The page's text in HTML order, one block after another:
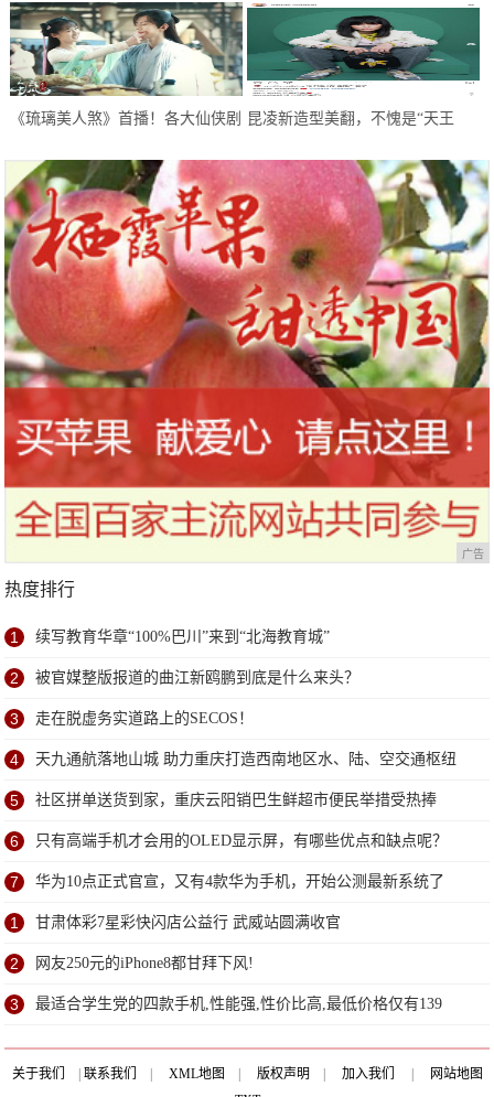
逗趣中感悟人生，开启喜剧新模式 正首次合作，超期待
《琉璃美人煞》首播！各大仙侠剧
昆凌新造型美翻，不愧是“天王
广告
热度排行
1 续写教育华章“100%巴川”来到“北海教育城”
2 被官媒整版报道的曲江新鸥鹏到底是什么来头？
3 走在脱虚务实道路上的SECOS！
4 天九通航落地山城 助力重庆打造西南地区水、陆、空交通枢纽
5 社区拼单送货到家，重庆云阳销巴生鲜超市便民举措受热捧
6 只有高端手机才会用的OLED显示屏，有哪些优点和缺点呢？
7 华为10点正式官宣，又有4款华为手机，开始公测最新系统了
1 甘肃体彩7星彩快闪店公益行 武威站圆满收官
2 网友250元的iPhone8都甘拜下风!
3 最适合学生党的四款手机,性能强,性价比高,最低价格仅有139
关于我们 联系我们 XML地图 版权声明 加入我们
网站地图